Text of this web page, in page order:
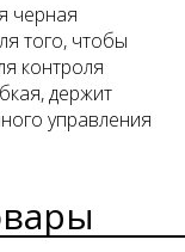
черная
того, чтобы
контроля
держит
управления